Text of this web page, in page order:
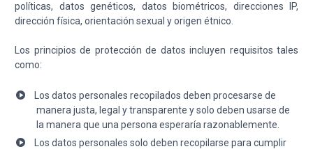
políticas, datos genéticos, datos biométricos, direcciones IP,
dirección física, orientación sexual y origen étnico.
Los principios de protección de datos incluyen requisitos tales
como:
Los datos personales recopilados deben procesarse de
manera justa, legal y transparente y solo deben usarse de
la manera que una persona esperaría razonablemente.
Los datos personales solo deben recopilarse para cumplir